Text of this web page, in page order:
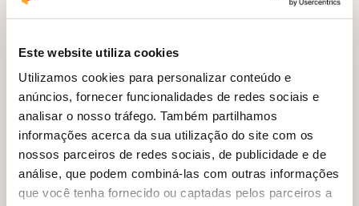
Este website utiliza cookies
Utilizamos cookies para personalizar conteúdo e
anúncios, fornecer funcionalidades de redes sociais e
analisar o nosso tráfego. Também partilhamos
informações acerca da sua utilização do site com os
nossos parceiros de redes sociais, de publicidade e de
análise, que podem combiná-las com outras informações
que você tenha fornecido ou captadas pelos parceiros a
especialmente no ensino de Língua Portuguesa e Língua
A Base entende que “as práticas de linguagem
contemporâneas não só envolvem novos gêneros e textos
cada vez mais multissemióticos e multimidiáticos, como
também novas formas de produzir, de configurar, de
disponibilizar, de replicar e de interagir ” (BNCC, 2018, p.
68).
Dentre os temas e habilidades que podem ser